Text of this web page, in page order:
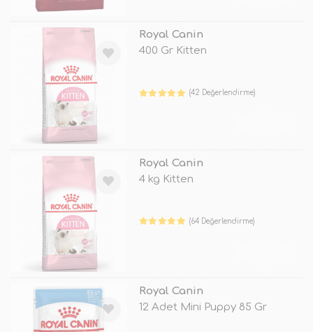
Royal Canin
400 Gr Kitten
(42 Değerlendirme)
Royal Canin
4 kg Kitten
(64 Değerlendirme)
Royal Canin
12 Adet Mini Puppy 85 Gr